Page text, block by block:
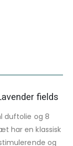
fields
duftolie og 8
har en klassisk
og